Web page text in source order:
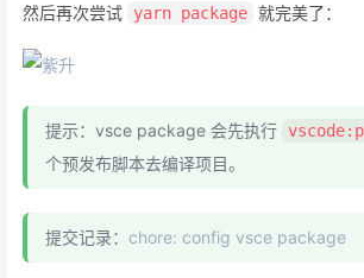
然后再次尝试 yarn package 就完美了：
提示：vsce package 会先执行
个预发布脚本去编译项目。
提交记录： chore: config vsce package